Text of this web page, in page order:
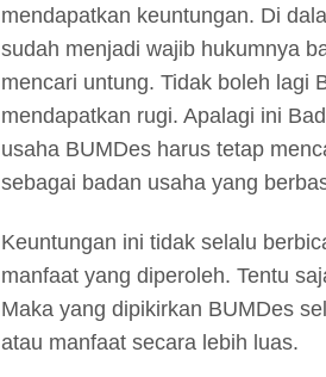
mendapatkan keuntungan. Di
sudah menjadi wajib hukumnya
mencari untung. Tidak boleh lagi
mendapatkan rugi. Apalagi ini
usaha BUMDes harus tetap
sebagai badan usaha yang
Keuntungan ini tidak selalu
manfaat yang diperoleh. Tentu
Maka yang dipikirkan BUMDes
atau manfaat secara lebih luas.